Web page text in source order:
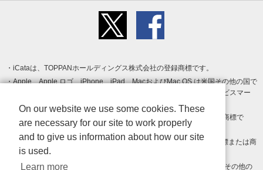
iCataは、TOPPANホールディングス株式会社の登録商標です。
Apple、Apple ロゴ、iPhone、iPad、MacおよびMac OS は米国その他の国で
登録された Apple Inc. の商標です。App Store は Apple Inc. のサービスマー
クです。
Android、Google Play および Google Play ロゴ は Google LLC の商標で
す。
Windows は Microsoft Inc.の米国およびその他の国における登録商標または商
標です。
Adobe、Adobe Reader、Adobe PDF は、Adobe Inc.の米国およびその他の
On our website we use some cookies. These
are necessary for our site to work properly
and to give us information about how our site
is used.
Learn more